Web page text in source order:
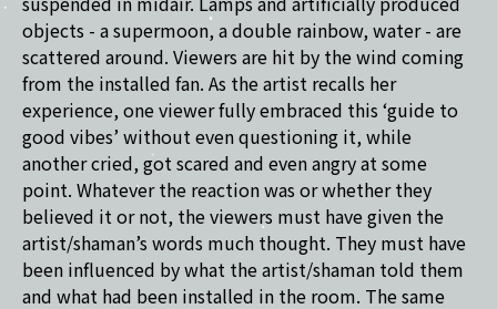
suspended in midair. Lamps and artificially produced
objects - a supermoon, a double rainbow, water - are
scattered around. Viewers are hit by the wind coming
from the installed fan. As the artist recalls her
experience, one viewer fully embraced this ‘guide to
good vibes’ without even questioning it, while
another cried, got scared and even angry at some
point. Whatever the reaction was or whether they
believed it or not, the viewers must have given the
artist/shaman’s words much thought. They must have
been influenced by what the artist/shaman told them
and what had been installed in the room. The same